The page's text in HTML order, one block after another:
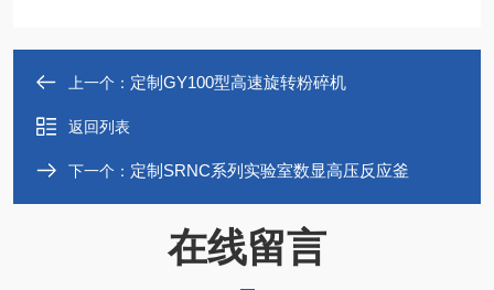
上一个： 定制GY100型高速旋转粉碎机
返回列表
下一个： 定制SRNC系列实验室数显高压反应釜
在线留言